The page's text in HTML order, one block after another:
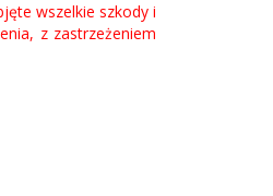
wszelkie szkody i
z zastrzeżeniem